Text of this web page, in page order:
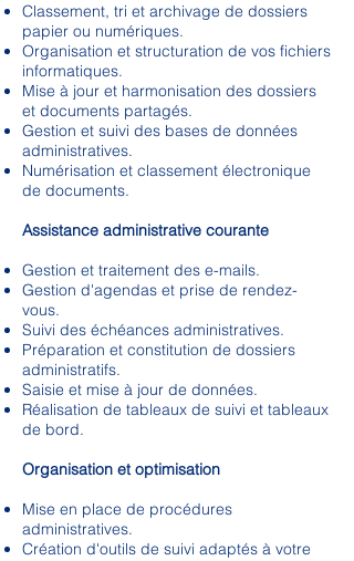
Classement, tri et archivage de dossiers
papier ou numériques.
Organisation et structuration de vos fichiers
informatiques.
Mise à jour et harmonisation des dossiers
et documents partagés.
Gestion et suivi des bases de données
administratives.
Numérisation et classement électronique
de documents.
Assistance administrative courante
Gestion et traitement des e-mails.
Gestion d'agendas et prise de rendez-
vous.
Suivi des échéances administratives.
Préparation et constitution de dossiers
administratifs.
Saisie et mise à jour de données.
Réalisation de tableaux de suivi et tableaux
de bord.
Organisation et optimisation
Mise en place de procédures
administratives.
Création d'outils de suivi adaptés à votre